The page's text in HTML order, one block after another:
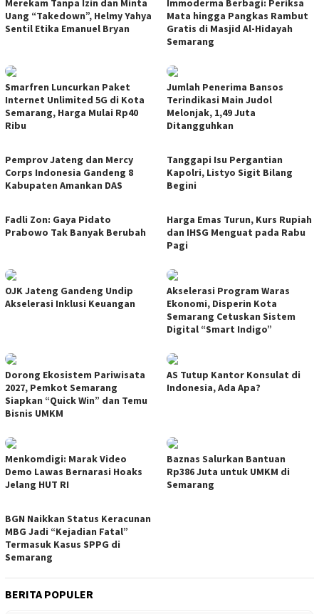
Merekam Tanpa Izin dan Minta
Uang “Takedown”, Helmy Yahya
Sentil Etika Emanuel Bryan
Immoderma Berbagi: Periksa
Mata hingga Pangkas Rambut
Gratis di Masjid Al-Hidayah
Semarang
Smarfren Luncurkan Paket
Internet Unlimited 5G di Kota
Semarang, Harga Mulai Rp40
Ribu
Jumlah Penerima Bansos
Terindikasi Main Judol
Melonjak, 1,49 Juta
Ditangguhkan
Pemprov Jateng dan Mercy
Corps Indonesia Gandeng 8
Kabupaten Amankan DAS
Tanggapi Isu Pergantian
Kapolri, Listyo Sigit Bilang
Begini
Fadli Zon: Gaya Pidato
Prabowo Tak Banyak Berubah
Harga Emas Turun, Kurs Rupiah
dan IHSG Menguat pada Rabu
Pagi
OJK Jateng Gandeng Undip
Akselerasi Inklusi Keuangan
Akselerasi Program Waras
Ekonomi, Disperin Kota
Semarang Cetuskan Sistem
Digital “Smart Indigo”
Dorong Ekosistem Pariwisata
2027, Pemkot Semarang
Siapkan “Quick Win” dan Temu
Bisnis UMKM
AS Tutup Kantor Konsulat di
Indonesia, Ada Apa?
Menkomdigi: Marak Video
Demo Lawas Bernarasi Hoaks
Jelang HUT RI
Baznas Salurkan Bantuan
Rp386 Juta untuk UMKM di
Semarang
BGN Naikkan Status Keracunan
MBG Jadi “Kejadian Fatal”
Termasuk Kasus SPPG di
Semarang
BERITA POPULER